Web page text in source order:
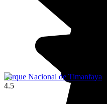
Parque Nacional de Timanfaya
4.5